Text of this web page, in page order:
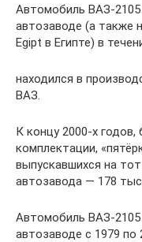
Автомобиль ВАЗ-2105
автозаводе (а также
Egipt в Египте) в
находился в
ВАЗ.
К концу 2000-х годов,
комплектации,
выпускавшихся на
автозавода — 178
Автомобиль ВАЗ-2105
автозаводе с 1979 по